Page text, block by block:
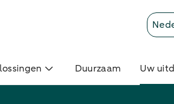
Duurzaam Uw